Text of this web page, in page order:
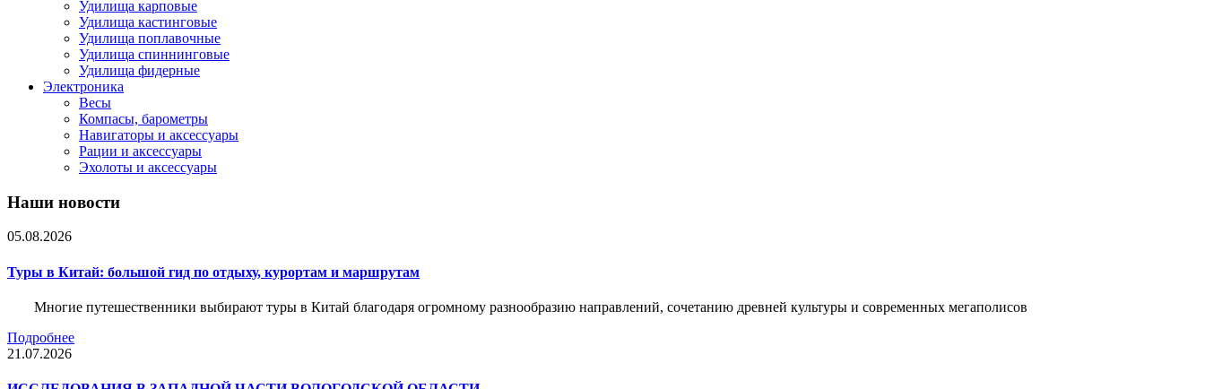
Удилища карповые
Удилища кастинговые
Удилища поплавочные
Удилища спиннинговые
Удилища фидерные
Электроника
Весы
Компасы, барометры
Навигаторы и аксессуары
Рации и аксессуары
Эхолоты и аксессуары
Наши новости
05.08.2026
Туры в Китай: большой гид по отдыху, курортам и маршрутам
Многие путешественники выбирают туры в Китай благодаря огромному разнообразию направлений, сочетанию древней культуры и современных мегаполисов
Подробнее
21.07.2026